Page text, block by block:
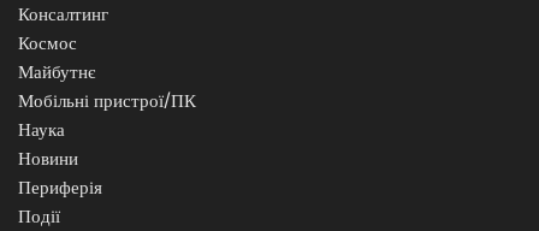
Консалтинг
Космос
Майбутнє
Мобільні пристрої/ПК
Наука
Новини
Периферія
Події